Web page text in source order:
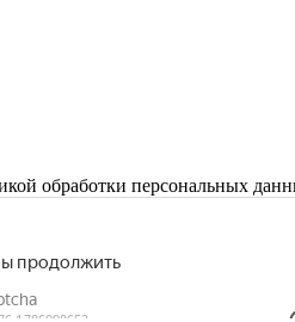
обработки персональных